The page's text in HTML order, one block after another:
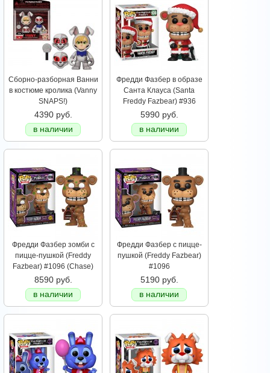
Сборно-разборная Ванни
в костюме кролика (Vanny
SNAPS!)
4390 руб.
в наличии
Фредди Фазбер в образе
Санта Клауса (Santa
Freddy Fazbear) #936
5990 руб.
в наличии
Фредди Фазбер зомби с
пицце-пушкой (Freddy
Fazbear) #1096 (Chase)
8590 руб.
в наличии
Фредди Фазбер с пицце-
пушкой (Freddy Fazbear)
#1096
5190 руб.
в наличии